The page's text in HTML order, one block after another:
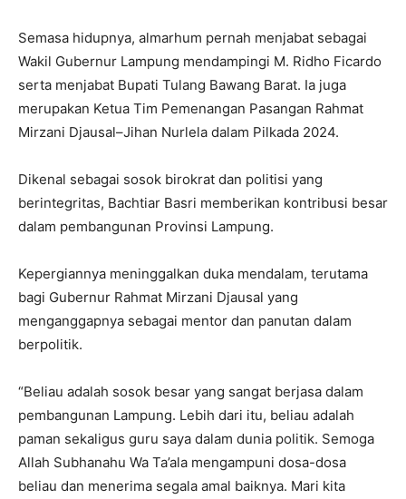
Semasa hidupnya, almarhum pernah menjabat sebagai
Wakil Gubernur Lampung mendampingi M. Ridho Ficardo
serta menjabat Bupati Tulang Bawang Barat. Ia juga
merupakan Ketua Tim Pemenangan Pasangan Rahmat
Mirzani Djausal–Jihan Nurlela dalam Pilkada 2024.
Dikenal sebagai sosok birokrat dan politisi yang
berintegritas, Bachtiar Basri memberikan kontribusi besar
dalam pembangunan Provinsi Lampung.
Kepergiannya meninggalkan duka mendalam, terutama
bagi Gubernur Rahmat Mirzani Djausal yang
menganggapnya sebagai mentor dan panutan dalam
berpolitik.
“Beliau adalah sosok besar yang sangat berjasa dalam
pembangunan Lampung. Lebih dari itu, beliau adalah
paman sekaligus guru saya dalam dunia politik. Semoga
Allah Subhanahu Wa Ta’ala mengampuni dosa-dosa
beliau dan menerima segala amal baiknya. Mari kita